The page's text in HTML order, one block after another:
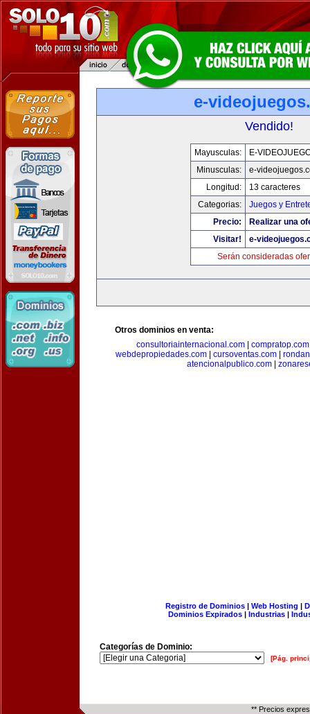
e-
Vendido!
Mayusculas:
E-
Minusculas:
e-
Longitud:
13 caracteres
Categorias:
Juegos y
Precio:
Realizar una
Visitar!
e-
Serán consideradas
Otros dominios en venta:
consultoriainternacional.com
compratop.com
webdepropiedades.com| cursoventas.com|
atencionalpublico.com
Registro de Dominios| Web Hosting |
Dominios Expirados | Industrias |
Categorías de Dominio:
[Pág.
** Precios